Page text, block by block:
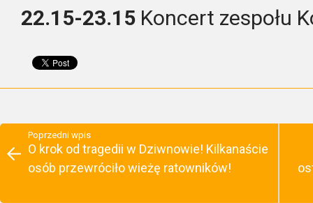
22.15-23.15 Koncert zespołu
Poprzedni wpis
O krok od tragedii w Dziwnowie! Kilkanaście
osób przewróciło wieżę ratowników!